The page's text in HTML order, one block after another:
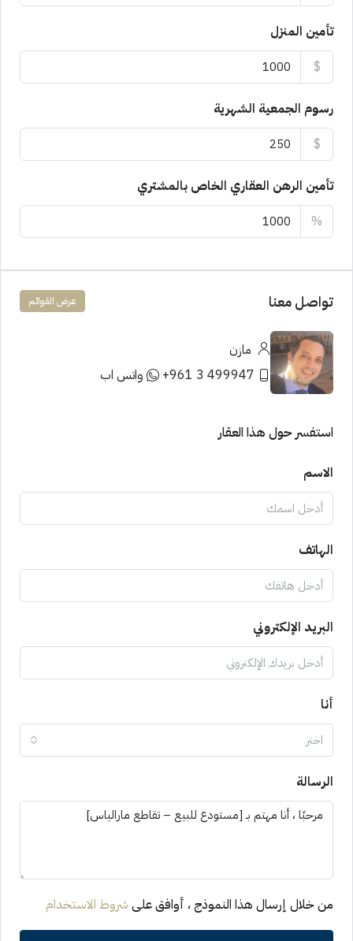
تأمين المنزل
$
رسوم الجمعية الشهرية
$
تأمين الرهن العقاري الخاص بالمشتري
%
تواصل معنا عرض القوائم
مازن
499947 3 961+
واتس اب
استفسر حول هذا العقار
الاسم
الهاتف
البريد الإلكتروني
أنا
اختر
الرسالة
من خلال إرسال هذا النموذج ، أوافق على شروط الاستخدام